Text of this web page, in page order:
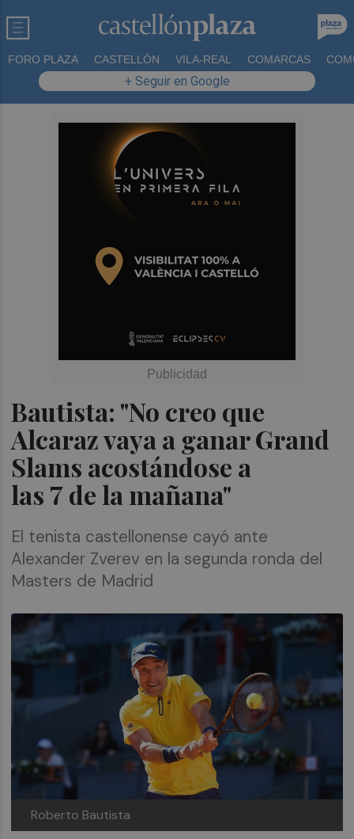
FORO PLAZA CASTELLÓN VILA-REAL COMARCAS
+ Seguir en Google
Bautista: "No creo que
Alcaraz vaya a ganar Grand
Slams acostándose a
las 7 de la mañana"
El tenista castellonense cayó ante
Alexander Zverev en la segunda ronda del
Masters de Madrid
Roberto Bautista